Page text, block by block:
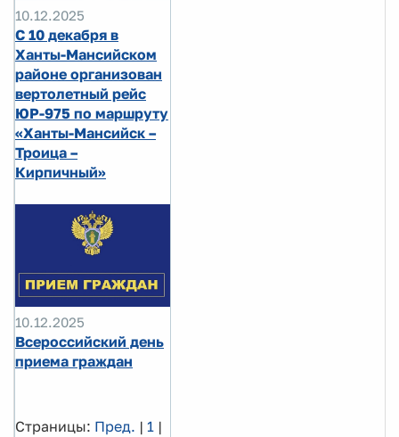
10.12.2025
С 10 декабря в
Ханты-Мансийском
районе организован
вертолетный рейс
ЮР-975 по маршруту
«Ханты-Мансийск –
Троица –
Кирпичный»
10.12.2025
Всероссийский день
приема граждан
Страницы: Пред. | 1 |